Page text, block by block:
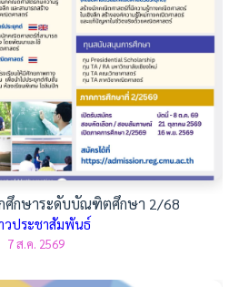
ศึกษาระดับบัณฑิตศึกษา 2/68
วประชาสัมพันธ์
7 ส.ค. 2569